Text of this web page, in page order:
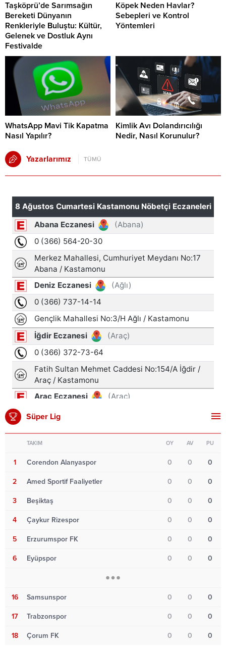
Taşköprü’de Sarımsağın
Bereketi Dünyanın
Renkleriyle Buluştu: Kültür,
Gelenek ve Dostluk Aynı
Festivalde
Köpek Neden Havlar?
Sebepleri ve Kontrol
Yöntemleri
WhatsApp Mavi Tik Kapatma
Nasıl Yapılır?
Kimlik Avı Dolandırıcılığı
Nedir, Nasıl Korunulur?
Yazarlarımız TÜMÜ
Süper Lig
TAKIM OY AV PU
1 Corendon Alanyaspor 0 0 0
2 Amed Sportif Faaliyetler 0 0 0
3 Beşiktaş 0 0 0
4 Çaykur Rizespor 0 0 0
5 Erzurumspor FK 0 0 0
6 Eyüpspor 0 0 0
16 Samsunspor 0 0 0
17 Trabzonspor 0 0 0
18 Çorum FK 0 0 0